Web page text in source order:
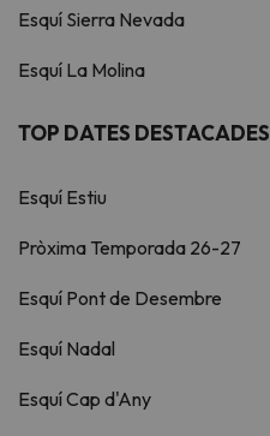
Esquí Sierra Nevada
Esquí La Molina
TOP DATES DESTACADES
Esquí Estiu
Pròxima Temporada 26-27
Esquí Pont de Desembre
Esquí Nadal
Esquí Cap d'Any